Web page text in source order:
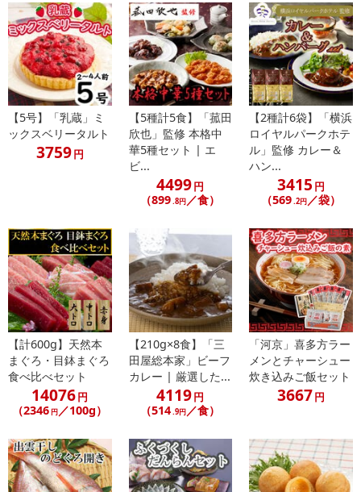
和牛の90％を占める黒毛和牛は,すぐれた資質を持つ
血統ある銘柄牛として,おいしさ,柔らかさが高く評価されています。
肉質は,弾力があり,柔らかく,きめも細かくよく引き締まっていま
ほどよい焼き加減で食すれば,ジューシーで肉本来の甘味を感じま
す。
鮮度を維持するため,スキンパック包装でお届けいたします。
・賞味期限：出荷日より30日
・原産国（最終加工地）：日本
・原材料/材質/素材：牛肉
・アレルギー表示：牛肉
・注意事項：-18℃以下で保存してください。解凍後はお早目にお召
し上がりください。
注意事項
【賞味・消費期限のある商品について】
【5号】「乳蔵」ミ
ックスベリータルト
3759円
【5種計5食】「菰田
欣也」監修 本格中
華5種セット | エ
ビ...
4499円
（899.8円／食）
【2種計6袋】「横浜
ロイヤルパークホテ
ル」監修 カレー＆
ハン...
3415 円
（569.2円／袋）
【計600g】天然本
まぐろ・目鉢まぐろ
食べ比べセット
14076円
（2346 円／100g）
【210g×8食】「三
田屋総本家」ビーフ
カレー | 厳選した...
4119円
（514.9円／食）
「河京」喜多方ラー
メンとチャーシュー
炊き込みご飯セット
3667円